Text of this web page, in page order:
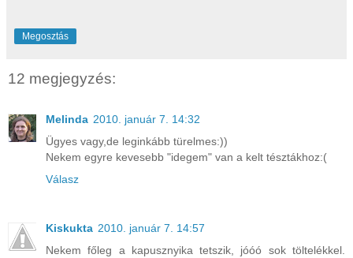
Megosztás
12 megjegyzés:
Melinda 2010. január 7. 14:32
Ügyes vagy,de leginkább türelmes:))
Nekem egyre kevesebb "idegem" van a kelt tésztákhoz:(
Válasz
Kiskukta 2010. január 7. 14:57
Nekem főleg a kapusznyika tetszik, jóóó sok töltelékkel.